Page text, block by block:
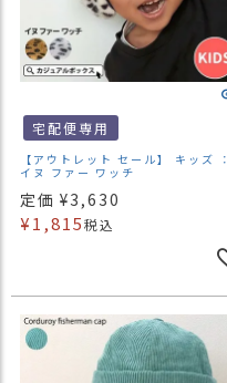
宅配便専用
【アウトレット セール】 キッズ ：
イヌ ファー ワッチ
定価 ¥3,630
¥1,815税込